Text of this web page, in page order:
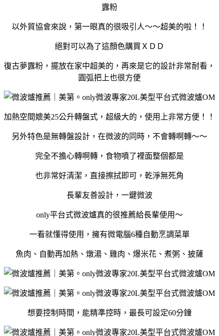
露粉
以外貿協會來說，第一眼真的很吸引人～～超美的啦！！
絕對可以為了這顏色購買ＸＤＤ
復古夢露粉，擺放在家中超美的，再來是它的設計非常耐看，
圓弧把上也很方便
加熱空間媲美25公升轉盤式，超級大的，使用上非常方便！！
另外特色是無轉盤設計，在微波的同時，不會轉啊轉～～
完全不擔心轉啊轉，食物噴了裡面整個都是
也非常好清潔，直接擦拭即可，乾淨無死角
長輩友善設計， 一鍵微波
only平台式微波爐真的很推薦給長輩使用～
一看就懂得使用，擁有微電腦6種自動烹調菜單
魚肉、自動再加熱、燉湯、雞肉、爆米花、煮粥、披薩
想要控制時間，能精準控時，最長可設定60分鐘